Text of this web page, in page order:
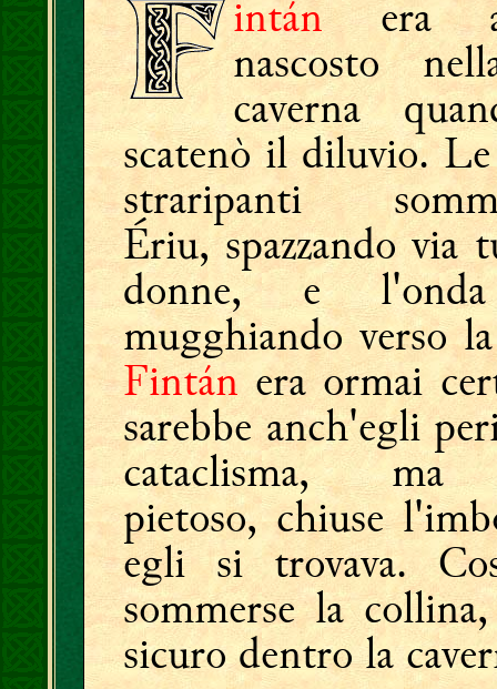
intánera
nascosto
caverna
scatenò il diluvio. Le
straripanti
Ériu, spazzando via
donne, e
mugghiando verso
Fintán era ormai
sarebbe anch'egli
cataclisma,
pietoso, chiuse
egli si trovava.
sommerse la
sicuro dentro la